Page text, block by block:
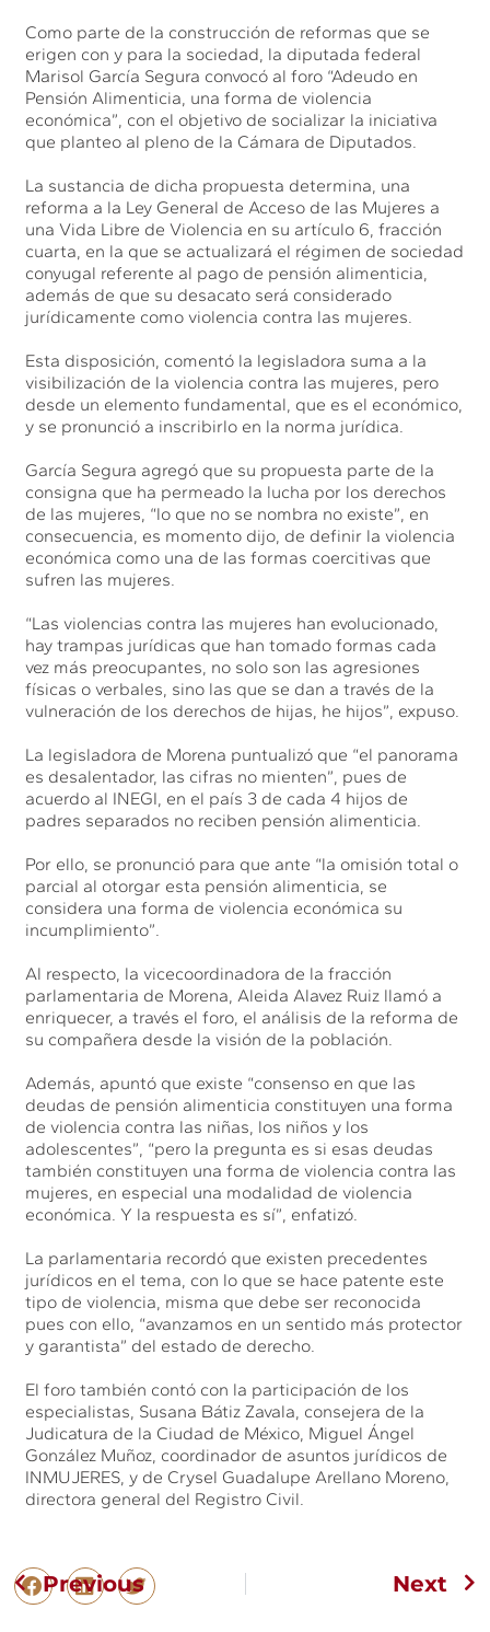
Como parte de la construcción de reformas que se
erigen con y para la sociedad, la diputada federal
Marisol García Segura convocó al foro “Adeudo en
Pensión Alimenticia, una forma de violencia
económica”, con el objetivo de socializar la iniciativa
que planteo al pleno de la Cámara de Diputados.
La sustancia de dicha propuesta determina, una
reforma a la Ley General de Acceso de las Mujeres a
una Vida Libre de Violencia en su artículo 6, fracción
cuarta, en la que se actualizará el régimen de sociedad
conyugal referente al pago de pensión alimenticia,
además de que su desacato será considerado
jurídicamente como violencia contra las mujeres.
Esta disposición, comentó la legisladora suma a la
visibilización de la violencia contra las mujeres, pero
desde un elemento fundamental, que es el económico,
y se pronunció a inscribirlo en la norma jurídica.
García Segura agregó que su propuesta parte de la
consigna que ha permeado la lucha por los derechos
de las mujeres, “lo que no se nombra no existe”, en
consecuencia, es momento dijo, de definir la violencia
económica como una de las formas coercitivas que
sufren las mujeres.
“Las violencias contra las mujeres han evolucionado,
hay trampas jurídicas que han tomado formas cada
vez más preocupantes, no solo son las agresiones
físicas o verbales, sino las que se dan a través de la
vulneración de los derechos de hijas, he hijos”, expuso.
La legisladora de Morena puntualizó que “el panorama
es desalentador, las cifras no mienten”, pues de
acuerdo al INEGI, en el país 3 de cada 4 hijos de
padres separados no reciben pensión alimenticia.
Por ello, se pronunció para que ante “la omisión total o
parcial al otorgar esta pensión alimenticia, se
considera una forma de violencia económica su
incumplimiento”.
Al respecto, la vicecoordinadora de la fracción
parlamentaria de Morena, Aleida Alavez Ruiz llamó a
enriquecer, a través el foro, el análisis de la reforma de
su compañera desde la visión de la población.
Además, apuntó que existe “consenso en que las
deudas de pensión alimenticia constituyen una forma
de violencia contra las niñas, los niños y los
adolescentes”, “pero la pregunta es si esas deudas
también constituyen una forma de violencia contra las
mujeres, en especial una modalidad de violencia
económica. Y la respuesta es sí”, enfatizó.
La parlamentaria recordó que existen precedentes
jurídicos en el tema, con lo que se hace patente este
tipo de violencia, misma que debe ser reconocida
pues con ello, “avanzamos en un sentido más protector
y garantista” del estado de derecho.
El foro también contó con la participación de los
especialistas, Susana Bátiz Zavala, consejera de la
Judicatura de la Ciudad de México, Miguel Ángel
González Muñoz, coordinador de asuntos jurídicos de
INMUJERES, y de Crysel Guadalupe Arellano Moreno,
directora general del Registro Civil.
Previous Next